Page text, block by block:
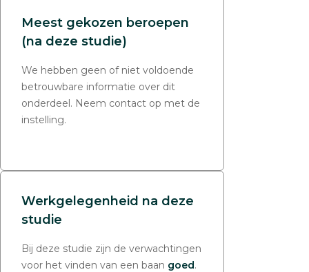
Meest gekozen beroepen
(na deze studie)
We hebben geen of niet voldoende
betrouwbare informatie over dit
onderdeel. Neem contact op met de
instelling.
Werkgelegenheid na deze
studie
Bij deze studie zijn de verwachtingen
voor het vinden van een baan goed.